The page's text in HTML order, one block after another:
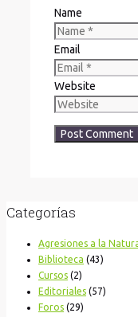
Name
Email
Website
Categorías
Agresiones a la
Biblioteca (43)
Cursos (2)
Editoriales (57)
Foros (29)